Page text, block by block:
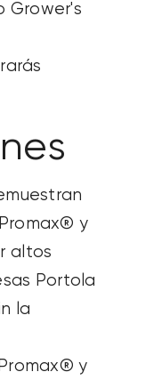
Grower's
y
altos
Portola
la
y